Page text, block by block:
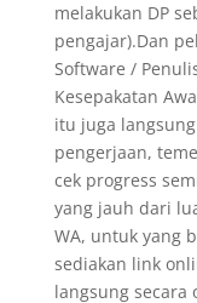
melakukan DP
pengajar).Dan
Software /
Kesepakatan
itu juga
pengerjaan,
cek progress
yang jauh dari
WA, untuk yang
sediakan link
langsung secara